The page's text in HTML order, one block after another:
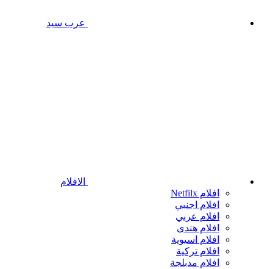
عرب سيد
الافلام
افلام Netfilx
افلام اجنبي
افلام عربي
افلام هندى
افلام اسيوية
افلام تركية
افلام مدبلجة